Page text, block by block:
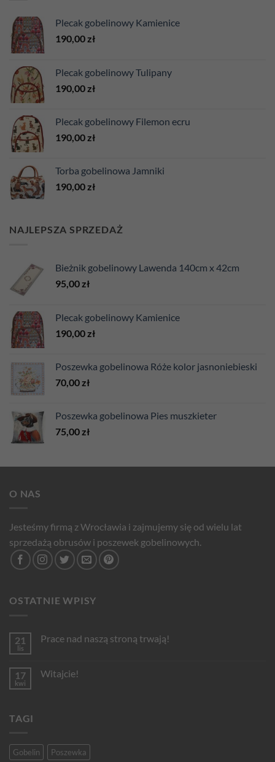
Plecak gobelinowy Kamienice
190,00 zł
Plecak gobelinowy Tulipany
190,00 zł
Plecak gobelinowy Filemon ecru
190,00 zł
Torba gobelinowa Jamniki
190,00 zł
NAJLEPSZA SPRZEDAŻ
Bieżnik gobelinowy Lawenda 140cm x 42cm
95,00 zł
Plecak gobelinowy Kamienice
190,00 zł
Poszewka gobelinowa Róże kolor jasnoniebieski
70,00 zł
Poszewka gobelinowa Pies muszkieter
75,00 zł
O NAS
Jesteśmy firmą z Wrocławia i zajmujemy się od wielu lat
sprzedażą obrusów i poszewek gobelinowych.
OSTATNIE WPISY
21
lis
Prace nad naszą stroną trwają!
Prace
17
kwi
Witajcie!
TAGI
Gobelin Poszewka